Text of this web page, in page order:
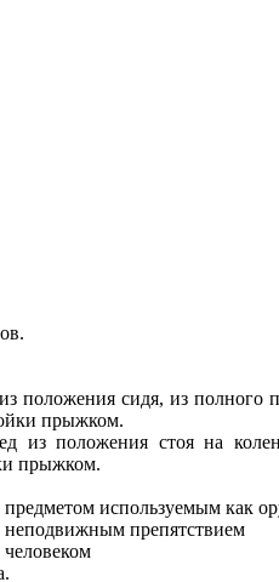
положения сидя, из полного
прыжком.
из положения стоя на
прыжком.
предметом используемым как
неподвижным препятствием